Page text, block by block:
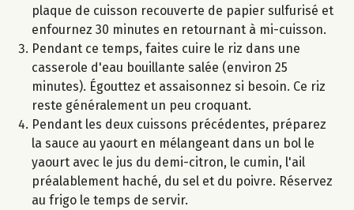
plaque de cuisson recouverte de papier sulfurisé et
enfournez 30 minutes en retournant à mi-cuisson.
Pendant ce temps, faites cuire le riz dans une
casserole d'eau bouillante salée (environ 25
minutes). Égouttez et assaisonnez si besoin. Ce riz
reste généralement un peu croquant.
Pendant les deux cuissons précédentes, préparez
la sauce au yaourt en mélangeant dans un bol le
yaourt avec le jus du demi-citron, le cumin, l'ail
préalablement haché, du sel et du poivre. Réservez
au frigo le temps de servir.